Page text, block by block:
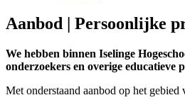
Aanbod | Persoonlijke
We hebben binnen Iselinge
onderzoekers en overige educatieve
Met onderstaand aanbod op het